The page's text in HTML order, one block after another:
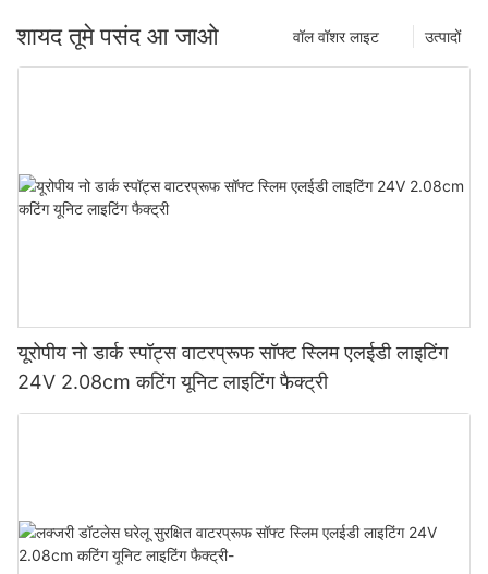
शायद तूमे पसंद आ जाओ उत्पादों
वॉल वॉशर लाइट
यूरोपीय नो डार्क स्पॉट्स वाटरप्रूफ सॉफ्ट स्लिम एलईडी लाइटिंग
24V 2.08cm कटिंग यूनिट लाइटिंग फैक्ट्री